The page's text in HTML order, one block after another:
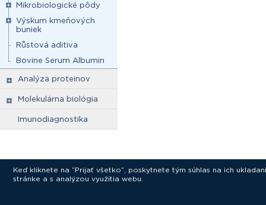
Mikrobiologické pôdy
Výskum kmeňových
buniek
Růstová aditiva
Bovine Serum Albumin
Analýza proteinov
Molekulárna biológia
Imunodiagnostika
Keď kliknete na “Prijať všetko”, poskytnete tým súhlas na ich
stránke a s analýzou využitia webu.